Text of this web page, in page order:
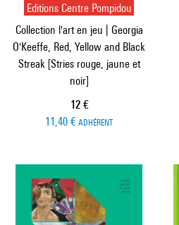
Editions Centre Pompidou
Collection l'art en jeu | Georgia
O'Keeffe, Red, Yellow and Black
Streak [Stries rouge, jaune et
noir]
Prix ​​actuel
12 €
11,40 € ADHÉRENT